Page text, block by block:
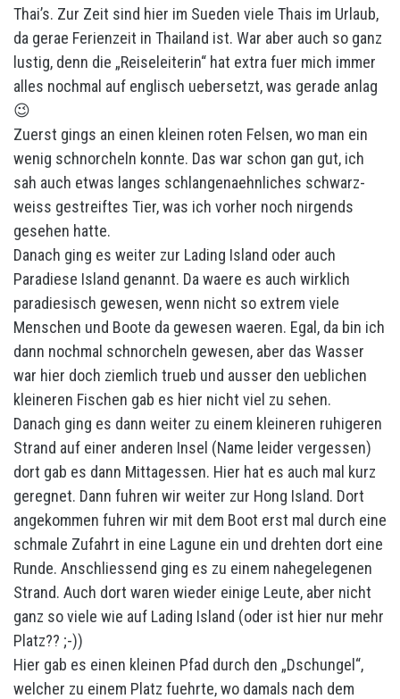
Thai’s. Zur Zeit sind hier im Sueden viele Thais im Urlaub,
da gerae Ferienzeit in Thailand ist. War aber auch so ganz
lustig, denn die „Reiseleiterin“ hat extra fuer mich immer
alles nochmal auf englisch uebersetzt, was gerade anlag
😉
Zuerst gings an einen kleinen roten Felsen, wo man ein
wenig schnorcheln konnte. Das war schon gan gut, ich
sah auch etwas langes schlangenaehnliches schwarz-
weiss gestreiftes Tier, was ich vorher noch nirgends
gesehen hatte.
Danach ging es weiter zur Lading Island oder auch
Paradiese Island genannt. Da waere es auch wirklich
paradiesisch gewesen, wenn nicht so extrem viele
Menschen und Boote da gewesen waeren. Egal, da bin ich
dann nochmal schnorcheln gewesen, aber das Wasser
war hier doch ziemlich trueb und ausser den ueblichen
kleineren Fischen gab es hier nicht viel zu sehen.
Danach ging es dann weiter zu einem kleineren ruhigeren
Strand auf einer anderen Insel (Name leider vergessen)
dort gab es dann Mittagessen. Hier hat es auch mal kurz
geregnet. Dann fuhren wir weiter zur Hong Island. Dort
angekommen fuhren wir mit dem Boot erst mal durch eine
schmale Zufahrt in eine Lagune ein und drehten dort eine
Runde. Anschliessend ging es zu einem nahegelegenen
Strand. Auch dort waren wieder einige Leute, aber nicht
ganz so viele wie auf Lading Island (oder ist hier nur mehr
Platz?? ;-))
Hier gab es einen kleinen Pfad durch den „Dschungel“,
welcher zu einem Platz fuehrte, wo damals nach dem